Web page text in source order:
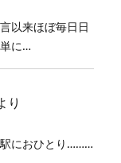
以来ほぼ毎日日
に…
り
駅におひとり………